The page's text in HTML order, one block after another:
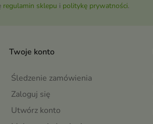
regulamin sklepu i politykę prywatności.
Twoje konto
Śledzenie zamówienia
Zaloguj się
Utwórz konto